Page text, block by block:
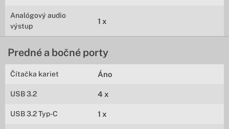
Analógový audio
výstup
1 x
Predné a bočné porty
Čítačka kariet Áno
USB 3.2 4 x
USB 3.2 Typ-C 1 x